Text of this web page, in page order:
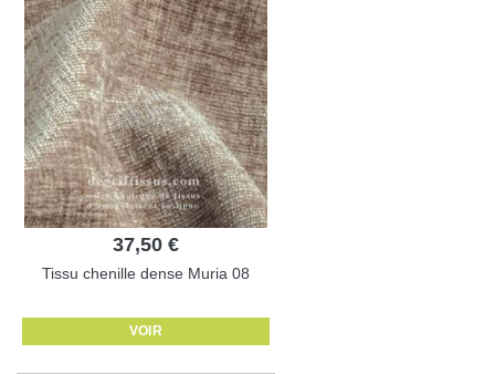
37,50 €
Tissu chenille dense Muria 08
VOIR